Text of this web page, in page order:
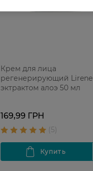
Крем для лица
регенерирующий Lirene
эктрактом алоэ 50 мл
169,99 ГРН